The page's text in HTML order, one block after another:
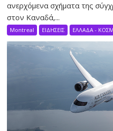
ανερχόμενα σχήματα της
στον Καναδά,...
Montreal ΕΙΔΗΣΕΙΣ ΕΛΛΑΔΑ -